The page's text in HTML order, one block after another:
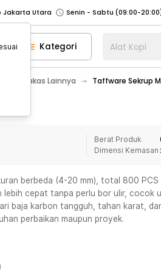
Jakarta Utara
Tangerang
Cikupa
n Go Jakarta Barat
Senin - Jumat (07:00 -
n Go Bekasi
Senin - Jumat (08:00 -
Senin - Jumat (08:00 -
Senin - Sabtu (09:00-
Senin - Sabtu (09:00-
Tangerang
Cikupa
Go Jakarta Barat
Senin - Jumat (07:00 -
Senin - Jumat (08:00 -
Kategori Alat Kopi
Perkakas Lainnya Taffware Sekrup
Berat Produk
Dimensi Kemasan
berbeda (4-20 mm), total 800
lebih cepat tanpa perlu bor ulir, cocok
baja karbon tangguh, tahan karat,
perbaikan maupun proyek.